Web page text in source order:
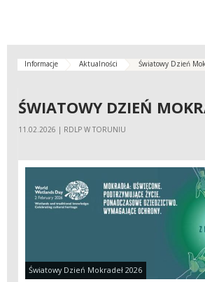
Informacje Aktualności Światowy Dzień
ŚWIATOWY DZIEŃ
11.02.2026 | RDLP W TORUNIU
Światowy Dzień Mokradeł 2026